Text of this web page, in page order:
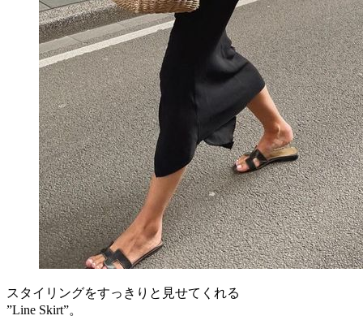
スタイリングをすっきりと見せてくれる
”Line Skirt”。